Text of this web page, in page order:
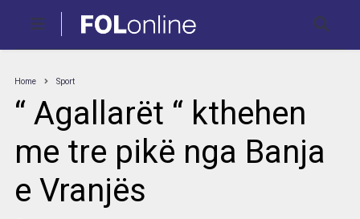
Home Sport
“ Agallarët “ kthehen
me tre pikë nga Banja
e Vranjës